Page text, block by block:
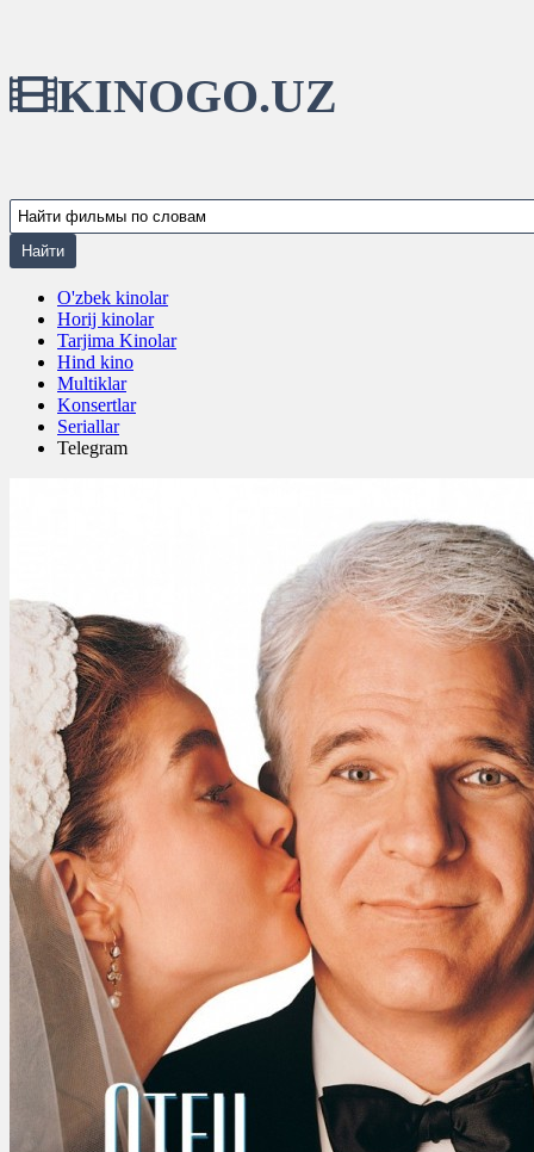
KINOGO.UZ
O'zbek kinolar
Horij kinolar
Tarjima Kinolar
Hind kino
Multiklar
Konsertlar
Seriallar
Telegram